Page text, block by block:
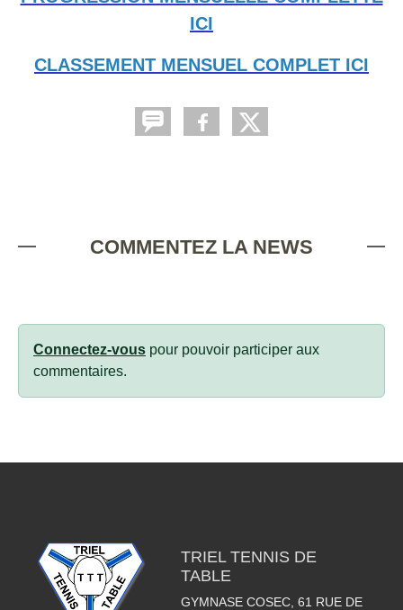
ICI
CLASSEMENT MENSUEL COMPLET ICI
COMMENTEZ LA NEWS
Connectez-vous pour pouvoir participer aux
commentaires.
TRIEL TENNIS DE
TABLE
GYMNASE COSEC, 61 RUE DE